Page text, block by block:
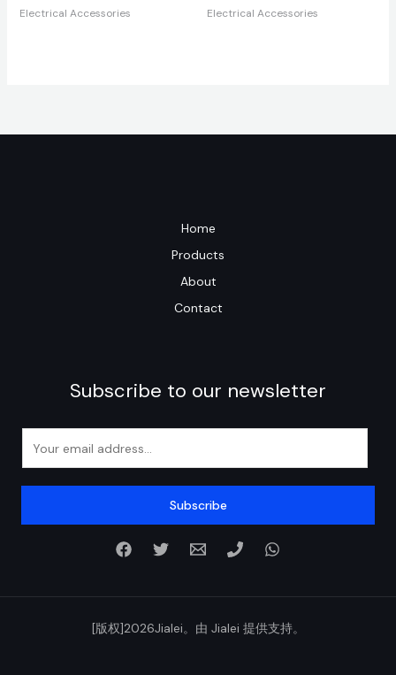
Electrical Accessories Electrical Accessories
Home
Products
About
Contact
Subscribe to our newsletter
Subscribe
[版权]2026Jialei。由 Jialei 提供支持。